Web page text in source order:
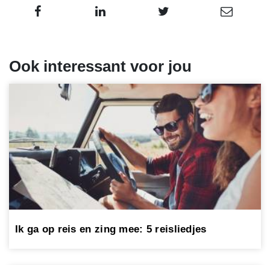
Ook interessant voor jou
Ik ga op reis en zing mee: 5 reisliedjes